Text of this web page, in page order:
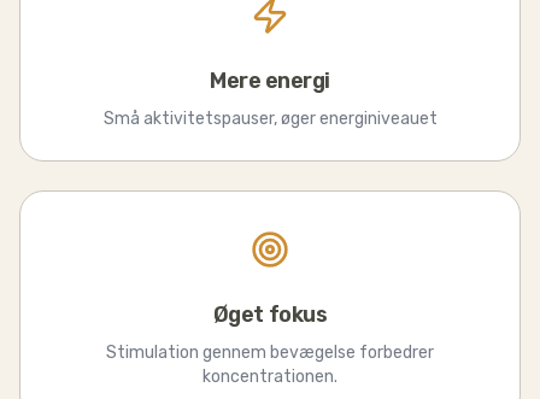
Mere energi
Små aktivitetspauser, øger energiniveauet
Øget fokus
Stimulation gennem bevægelse forbedrer
koncentrationen.